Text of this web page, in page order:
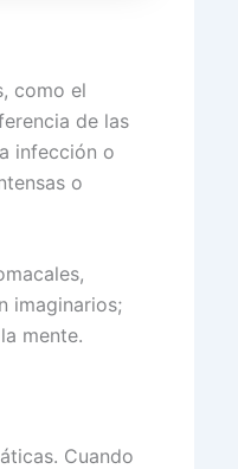
como el
de las
infección o
o
imaginarios;
mente.
Cuando